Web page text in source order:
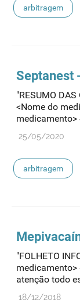
arbitragem
Septanest
"RESUMO
<Nome do
medicamento>
25/05/2020
arbitragem
"FOLHETO
atenção todo
18/12/2018